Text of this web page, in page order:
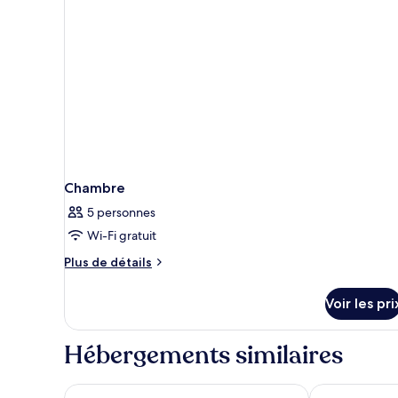
Chambre
5 personnes
Wi-Fi gratuit
Plus de détails
Plus
le
type
de
Chambre
Voir les
Hébergements similaires
RockyPop Chamonix - Les Houches Relais du